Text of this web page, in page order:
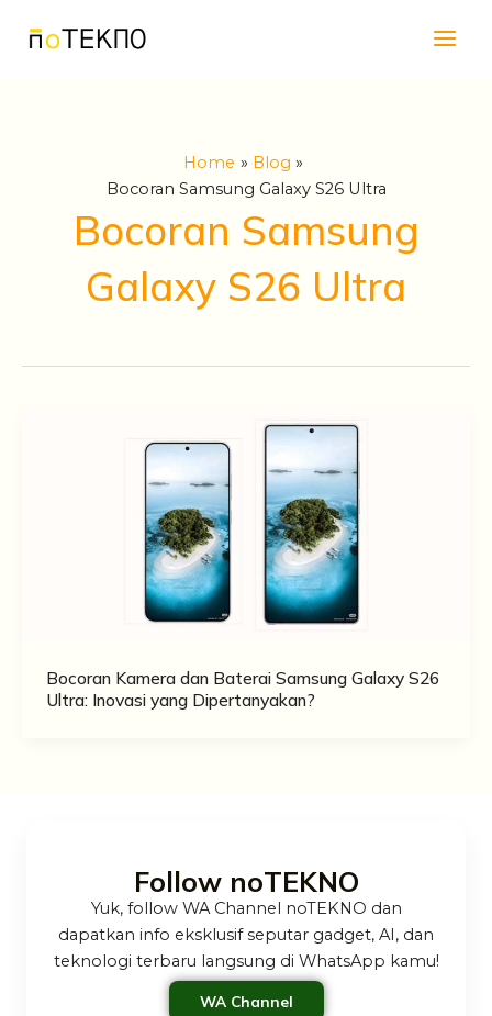
Home
Blog
Bocoran Samsung Galaxy S26 Ultra
Bocoran Samsung
Galaxy S26 Ultra
Bocoran Kamera dan Baterai Samsung Galaxy S26
Ultra: Inovasi yang Dipertanyakan?
Follow noTEKNO
Yuk, follow WA Channel noTEKNO dan
dapatkan info eksklusif seputar gadget, AI, dan
teknologi terbaru langsung di WhatsApp kamu!
WA Channel